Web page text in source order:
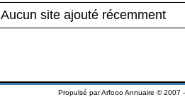
Aucun site ajouté récemment
Propulsé parArfooo Annuaire © 2007